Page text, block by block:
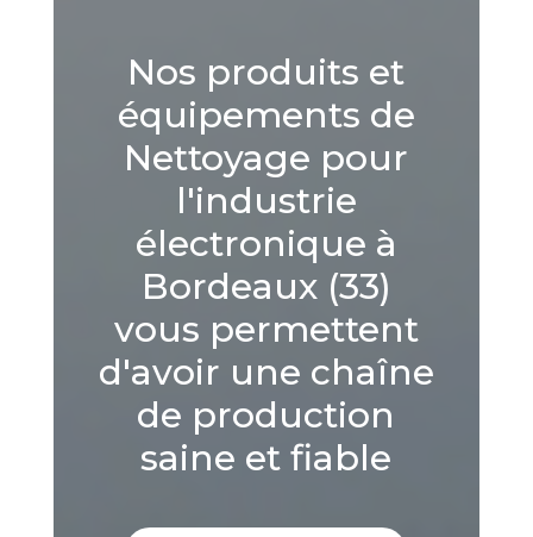
Nos produits et
équipements de
Nettoyage pour
l'industrie
électronique à
Bordeaux (33)
vous permettent
d'avoir une chaîne
de production
saine et fiable